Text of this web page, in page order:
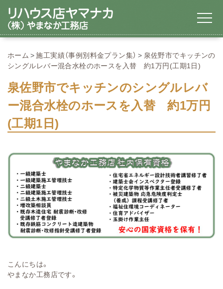
ホーム 施工実績（事例別料金プラン集）
泉佐野市でキッチンの
シングルレバー混合水栓のホースを入替 約1万円(工期1日)
泉佐野市でキッチンのシングルレバ
ー混合水栓のホースを入替 約1万円
(工期1日)
こんにちは。
やまなか工務店です。